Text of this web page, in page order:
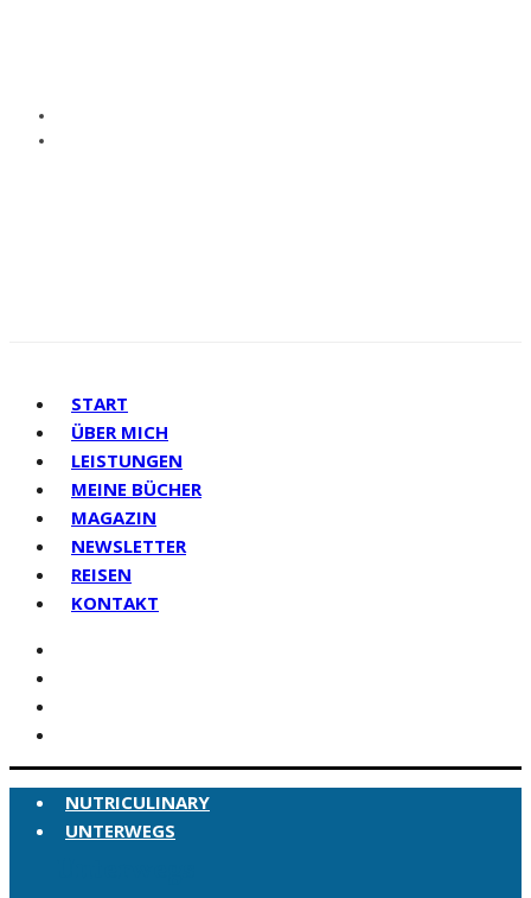
START
ÜBER MICH
LEISTUNGEN
MEINE BÜCHER
MAGAZIN
NEWSLETTER
REISEN
KONTAKT
NUTRICULINARY
UNTERWEGS